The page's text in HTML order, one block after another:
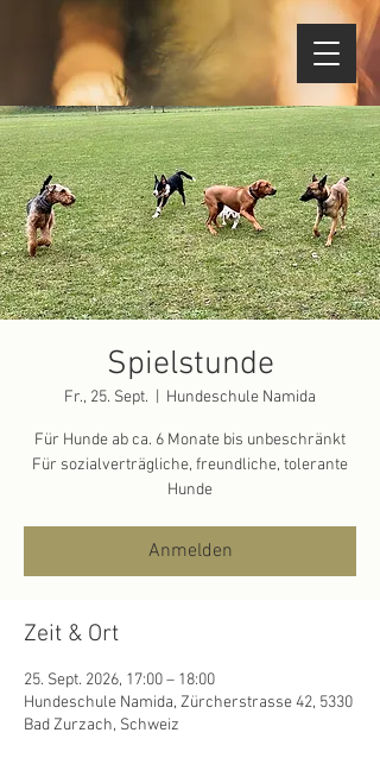
Spielstunde
Fr., 25. Sept. Hundeschule Namida
Für Hunde ab ca. 6 Monate bis unbeschränkt
Für sozialverträgliche, freundliche, tolerante
Hunde
Anmelden
Zeit & Ort
25. Sept. 2026, 17:00 – 18:00
Hundeschule Namida, Zürcherstrasse 42, 5330
Bad Zurzach, Schweiz